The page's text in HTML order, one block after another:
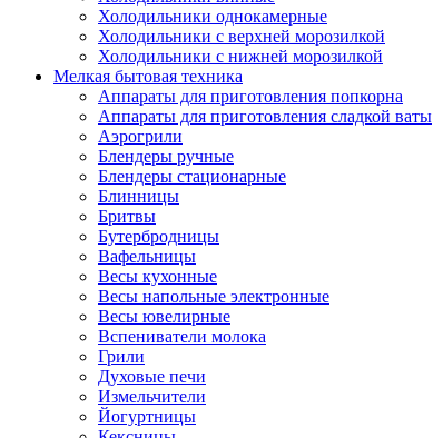
Холодильники однокамерные
Холодильники с верхней морозилкой
Холодильники с нижней морозилкой
Мелкая бытовая техника
Аппараты для приготовления попкорна
Аппараты для приготовления сладкой ваты
Аэрогрили
Блендеры ручные
Блендеры стационарные
Блинницы
Бритвы
Бутербродницы
Вафельницы
Весы кухонные
Весы напольные электронные
Весы ювелирные
Вспениватели молока
Грили
Духовые печи
Измельчители
Йогуртницы